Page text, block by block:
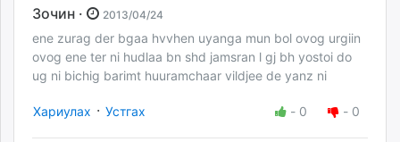
Зочин · 2013/04/24
ene zurag der bgaa hvvhen uyanga mun bol ovog urgiin
ovog ene ter ni hudlaa bn shd jamsran l gj bh yostoi do
ug ni bichig barimt huuramchaar vildjee de yanz ni
Хариулах · Устгах - 0 - 0